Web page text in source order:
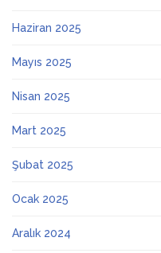
Haziran 2025
Mayıs 2025
Nisan 2025
Mart 2025
Şubat 2025
Ocak 2025
Aralık 2024